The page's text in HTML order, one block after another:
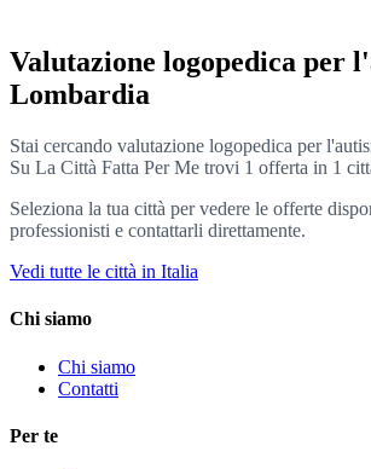
Valutazione logopedica per
Lombardia
Stai cercando valutazione logopedica per
Su La Città Fatta Per Me trovi 1 offerta in 1
Seleziona la tua città per vedere le offerte
professionisti e contattarli direttamente.
Vedi tutte le città in Italia
Chi siamo
Chi siamo
Contatti
Per te